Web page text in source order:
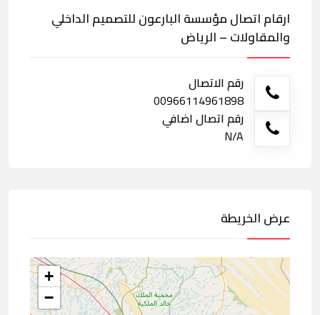
ارقام اتصال مؤسسة البارعون للتصميم الداخلي
والمقاولات – الرياض
رقم الاتصال
00966114961898
رقم اتصال اضافي
N/A
عرض الخريطة
+
−